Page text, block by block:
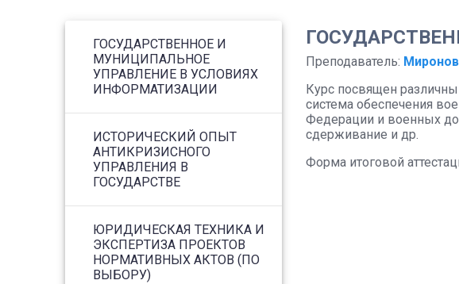
ГОСУДАРСТВЕННОЕ И
МУНИЦИПАЛЬНОЕ
УПРАВЛЕНИЕ В УСЛОВИЯХ
ИНФОРМАТИЗАЦИИ
ИСТОРИЧЕСКИЙ ОПЫТ
АНТИКРИЗИСНОГО
УПРАВЛЕНИЯ В
ГОСУДАРСТВЕ
ЮРИДИЧЕСКАЯ ТЕХНИКА И
ЭКСПЕРТИЗА ПРОЕКТОВ
НОРМАТИВНЫХ АКТОВ (ПО
ВЫБОРУ)
Преподаватель:
Курс посвящен
система обеспечения
Федерации и военных
сдерживание и др.
Форма итоговой